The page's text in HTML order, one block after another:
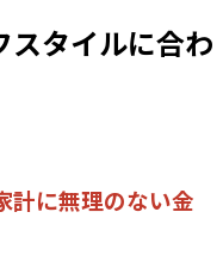
スタイルに合わ
計に無理のない金